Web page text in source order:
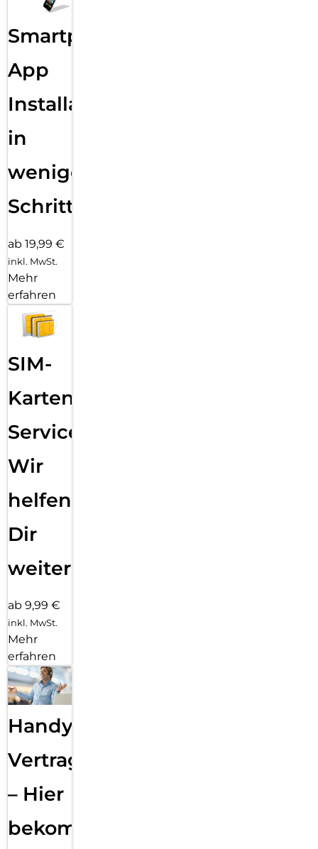
Smartphone
App
Installation
in
wenigen
Schritten
ab 19,99 €
inkl. MwSt.
Mehr
erfahren
SIM-
Karten
Service:
Wir
helfen
Dir
weiter
ab 9,99 €
inkl. MwSt.
Mehr
erfahren
Handy
Vertragsabwicklung
– Hier
bekommst